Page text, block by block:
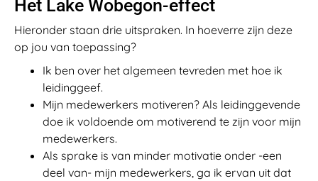
Het Lake Wobegon-effect
Hieronder staan drie uitspraken. In hoeverre zijn deze
op jou van toepassing?
Ik ben over het algemeen tevreden met hoe ik
leidinggeef.
Mijn medewerkers motiveren? Als leidinggevende
doe ik voldoende om motiverend te zijn voor mijn
medewerkers.
Als sprake is van minder motivatie onder -een
deel van- mijn medewerkers, ga ik ervan uit dat